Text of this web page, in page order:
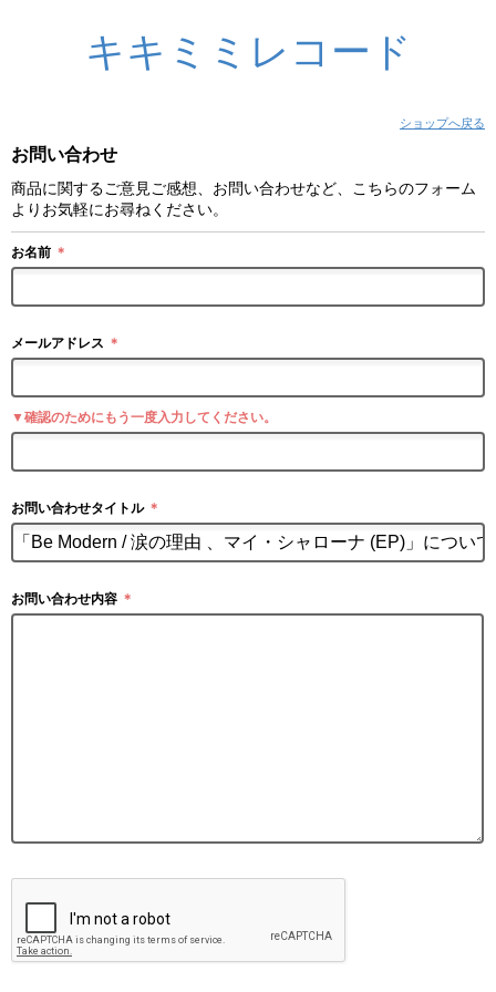
キキミミレコード
ショップへ戻る
お問い合わせ
商品に関するご意見ご感想、お問い合わせなど、こちらのフォーム
よりお気軽にお尋ねください。
お名前 ＊
メールアドレス ＊
▼確認のためにもう一度入力してください。
お問い合わせタイトル ＊
お問い合わせ内容 ＊